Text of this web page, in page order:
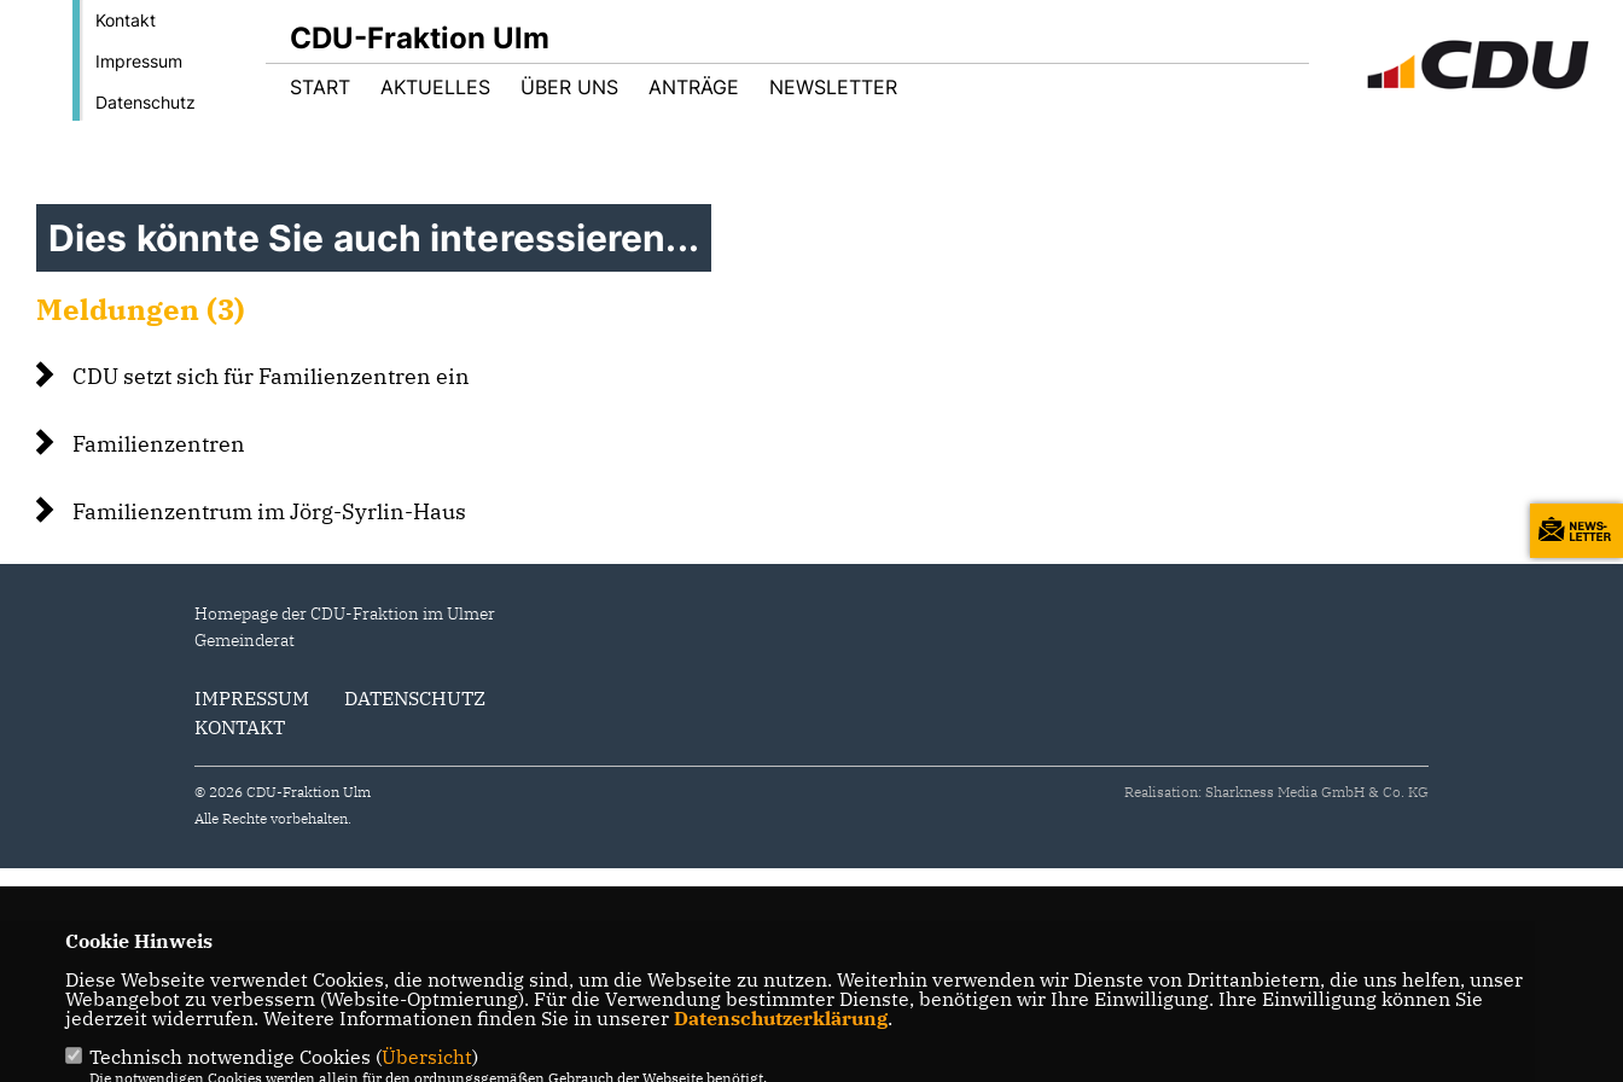
Kontakt
Impressum
Datenschutz
CDU-Fraktion Ulm
START AKTUELLES ÜBER UNS ANTRÄGE NEWSLETTER
Dies könnte Sie auch interessieren...
Meldungen (3)
CDU setzt sich für Familienzentren ein
Familienzentren
Familienzentrum im Jörg-Syrlin-Haus
Homepage der CDU-Fraktion im Ulmer
Gemeinderat
IMPRESSUM
DATENSCHUTZ
KONTAKT
© 2026 CDU-Fraktion Ulm
Alle Rechte vorbehalten.
Realisation: Sharkness Media GmbH & Co. KG
Cookie Hinweis
Diese Webseite verwendet Cookies, die notwendig sind, um die Webseite zu nutzen. Weiterhin verwenden wir Dienste von Drittanbietern, die uns helfen, unser
Webangebot zu verbessern (Website-Optmierung). Für die Verwendung bestimmter Dienste, benötigen wir Ihre Einwilligung. Ihre Einwilligung können Sie
jederzeit widerrufen. Weitere Informationen finden Sie in unserer Datenschutzerklärung.
Technisch notwendige Cookies (Übersicht)
Die notwendigen Cookies werden allein für den ordnungsgemäßen Gebrauch der Webseite benötigt.